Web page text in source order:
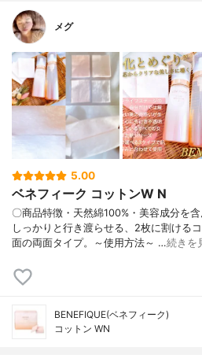
メグ
5.00
ベネフィーク コットンW N
〇商品特徴・天然綿100%・美容成分を
しっかりと行き渡らせる、2枚に割ける
面の両面タイプ。～使用方法～ …続きを
BENEFIQUE(ベネフィーク)
コットン WN